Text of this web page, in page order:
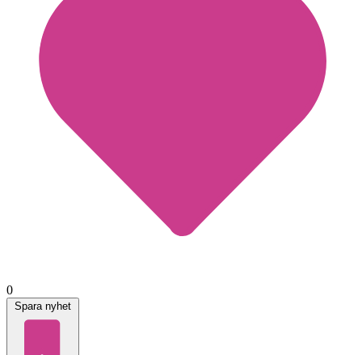
0
Spara nyhet